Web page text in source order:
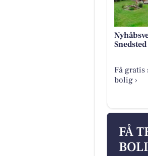
Snedsted
Få
bolig ›
FÅ